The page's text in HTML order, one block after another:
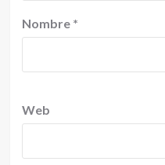
Nombre *
Web